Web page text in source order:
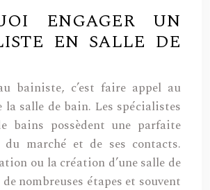
ENGAGER UN
EN SALLE DE
bainiste, c’est faire appel au
la salle de bain. Les spécialistes
bains possèdent une parfaite
du marché et de ses contacts.
ou la création d’une salle de
nombreuses étapes et souvent